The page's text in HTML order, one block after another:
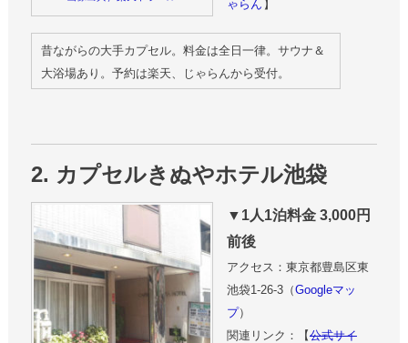
ゃらん 】
昔ながらの大手カプセル。料金は全日一律。サウナ＆
大浴場あり。予約は楽天、じゃらんから受付。
2. カプセルきぬやホテル池袋
▼1人1泊料金 3,000円
前後
アクセス：東京都豊島区東
池袋1-26-3（Googleマッ
プ）
関連リンク：【公式サイ